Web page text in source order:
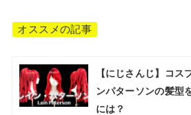
オススメの記事
【にじさんじ】コス
ンパターソンの髪型
には？